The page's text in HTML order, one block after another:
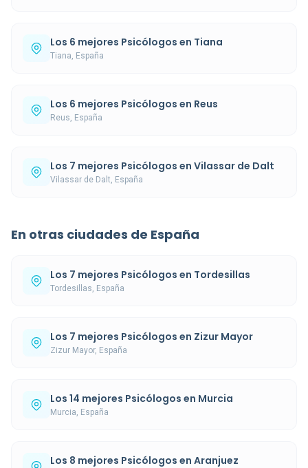
Los 6 mejores Psicólogos en Tiana
Tiana, España
Los 6 mejores Psicólogos en Reus
Reus, España
Los 7 mejores Psicólogos en Vilassar de Dalt
Vilassar de Dalt, España
En otras ciudades de España
Los 7 mejores Psicólogos en Tordesillas
Tordesillas, España
Los 7 mejores Psicólogos en Zizur Mayor
Zizur Mayor, España
Los 14 mejores Psicólogos en Murcia
Murcia, España
Los 8 mejores Psicólogos en Aranjuez